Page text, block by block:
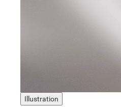
Illustration